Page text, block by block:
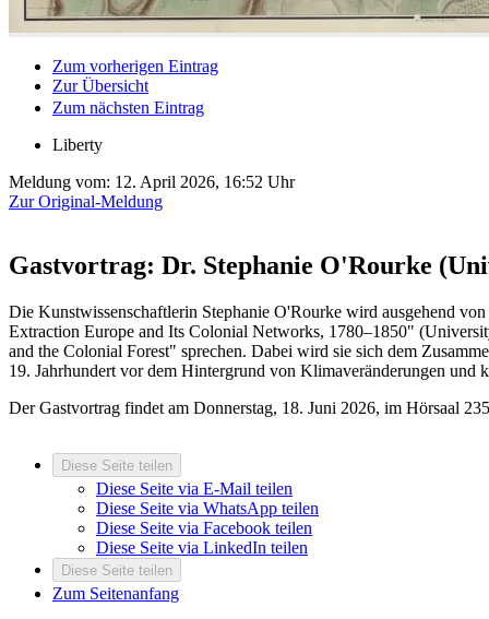
Zum vorherigen Eintrag
Zur Übersicht
Zum nächsten Eintrag
Liberty
Meldung vom: 12. April 2026, 16:52 Uhr
Zur Original-Meldung
Gastvortrag: Dr. Stephanie O'Rourke
Die Kunstwissenschaftlerin Stephanie O'Rourke wird ausgehend
Extraction Europe and Its Colonial Networks, 1780–1850"
and the Colonial Forest" sprechen. Dabei wird sie sich dem
19. Jahrhundert vor dem Hintergrund von Klimaveränderungen und
Der Gastvortrag findet am Donnerstag, 18. Juni 2026, im Hörsaal
Diese Seite teilen
Diese Seite via E-Mail teilen
Diese Seite via WhatsApp teilen
Diese Seite via Facebook teilen
Diese Seite via LinkedIn teilen
Diese Seite teilen
Zum Seitenanfang